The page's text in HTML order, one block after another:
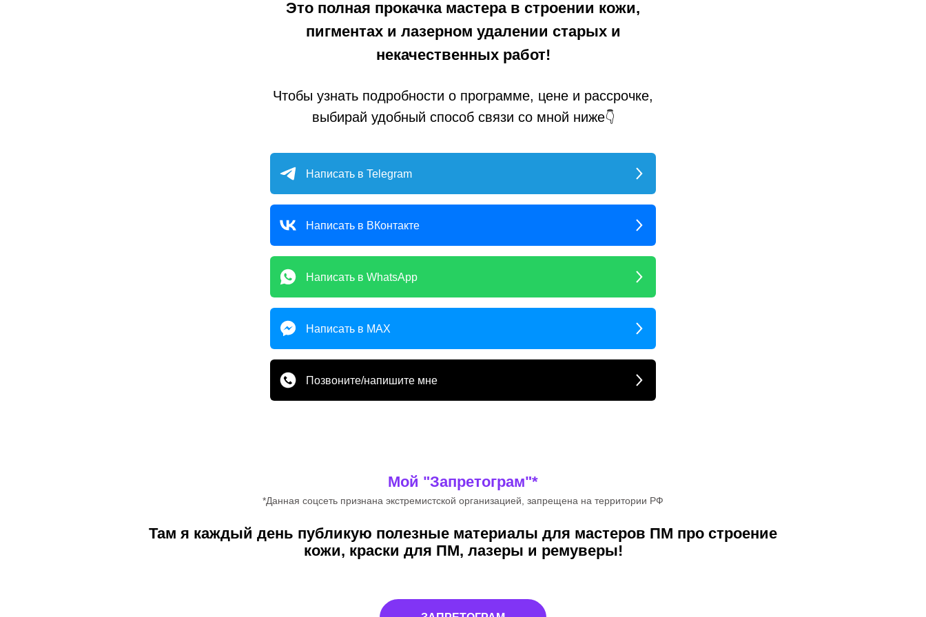
Это полная прокачка мастера в строении кожи,
пигментах и лазерном удалении старых и
некачественных работ!
Чтобы узнать подробности о программе, цене и рассрочке,
выбирай удобный способ связи со мной ниже👇
Написать в Telegram
Написать в ВКонтакте
Написать в WhatsApp
Написать в MAX
Позвоните/напишите мне
Мой "Запретограм"*
*Данная соцсеть признана экстремистской организацией, запрещена на территории РФ
Там я каждый день публикую полезные материалы для мастеров ПМ про строение
кожи, краски для ПМ, лазеры и ремуверы!